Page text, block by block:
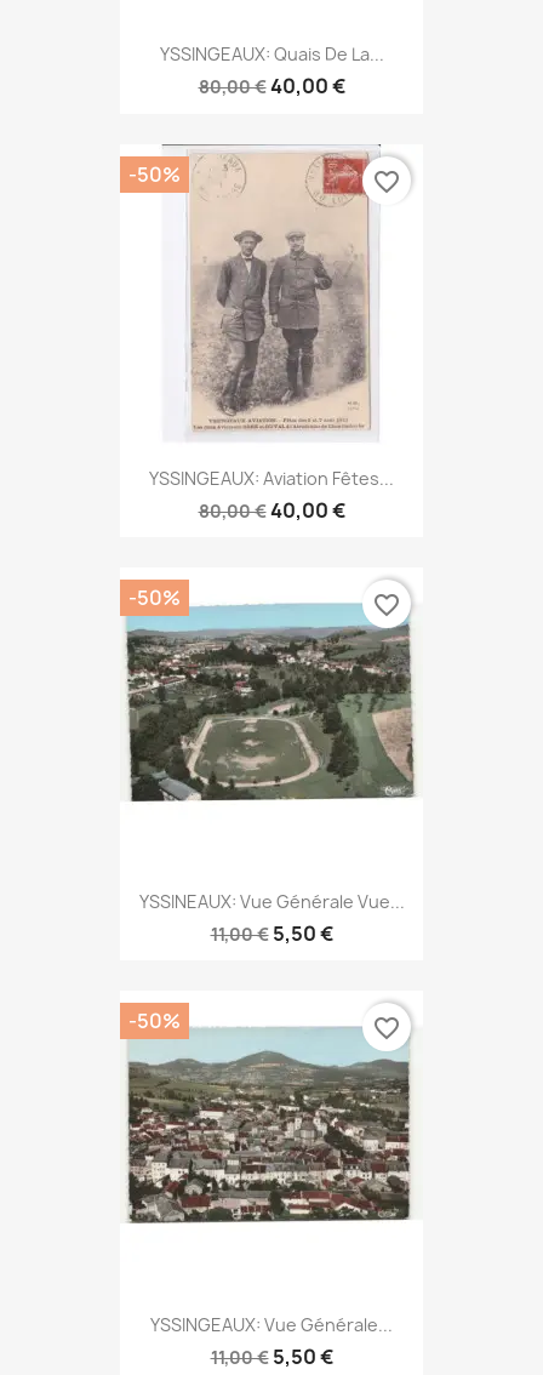
YSSINGEAUX: Quais De La...
80,00 €40,00 €
YSSINGEAUX: Aviation Fêtes...
80,00 €40,00 €
-50% favorite_border
YSSINEAUX: Vue Générale Vue...
11,00 € 5,50 €
-50% favorite_border
YSSINGEAUX: Vue Générale...
11,00 € 5,50 €
-50% favorite_border